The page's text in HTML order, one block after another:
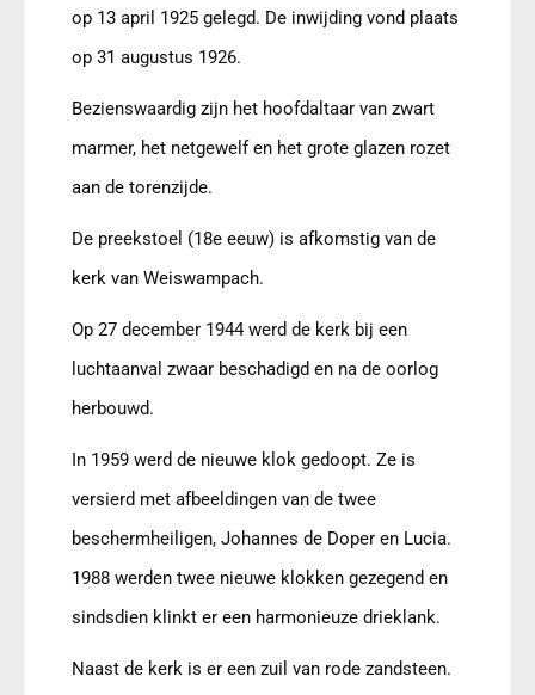
op 13 april 1925 gelegd. De inwijding vond plaats
op 31 augustus 1926.
Bezienswaardig zijn het hoofdaltaar van zwart
marmer, het netgewelf en het grote glazen rozet
aan de torenzijde.
De preekstoel (18e eeuw) is afkomstig van de
kerk van Weiswampach.
Op 27 december 1944 werd de kerk bij een
luchtaanval zwaar beschadigd en na de oorlog
herbouwd.
In 1959 werd de nieuwe klok gedoopt. Ze is
versierd met afbeeldingen van de twee
beschermheiligen, Johannes de Doper en Lucia.
1988 werden twee nieuwe klokken gezegend en
sindsdien klinkt er een harmonieuze drieklank.
Naast de kerk is er een zuil van rode zandsteen.